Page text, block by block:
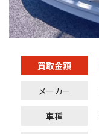
買取金額
メーカー
車種